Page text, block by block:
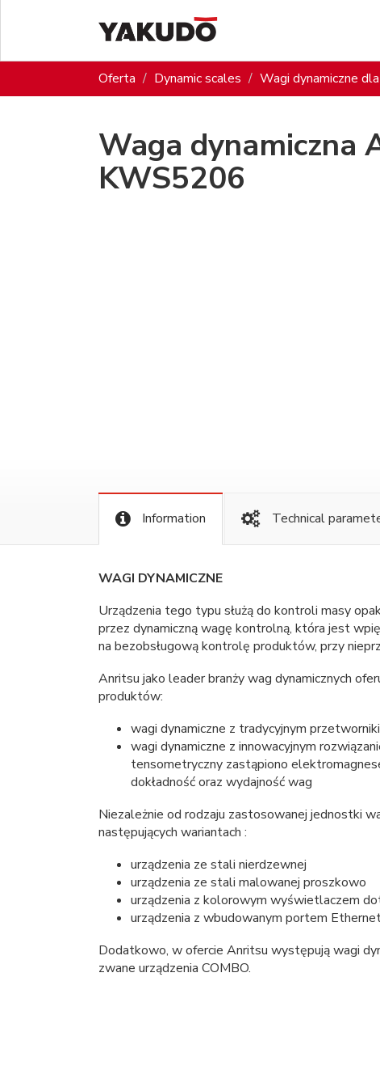
Oferta Dynamic scales Wagi dynamiczne
Waga dynamiczna
KWS5206
Information Technical
WAGI DYNAMICZNE
Urządzenia tego typu służą do kontroli masy
przez dynamiczną wagę kontrolną, która jest
na bezobsługową kontrolę produktów, przy
Anritsu jako leader branży wag dynamicznych
produktów:
wagi dynamiczne z tradycyjnym
wagi dynamiczne z innowacyjnym
tensometryczny zastąpiono
dokładność oraz wydajność wag
Niezależnie od rodzaju zastosowanej jednostki
następujących wariantach :
urządzenia ze stali nierdzewnej
urządzenia ze stali malowanej proszkowo
urządzenia z kolorowym wyświetlaczem
urządzenia z wbudowanym portem
Dodatkowo, w ofercie Anritsu występują wagi
zwane urządzenia COMBO.